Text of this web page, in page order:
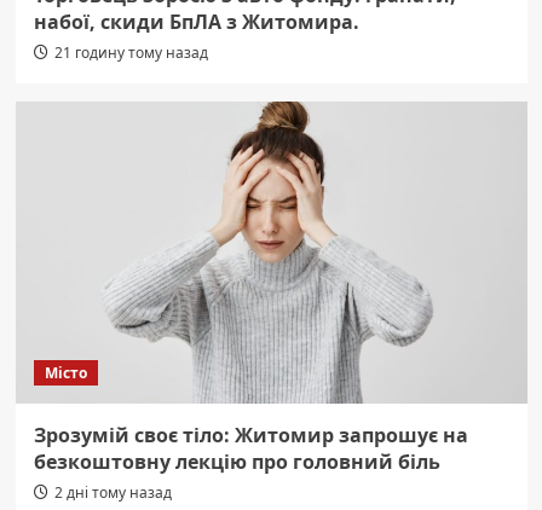
набої, скиди БпЛА з Житомира.
21 годину тому назад
Місто
Зрозумій своє тіло: Житомир запрошує на
безкоштовну лекцію про головний біль
2 дні тому назад